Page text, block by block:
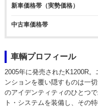
新車価格帯（実勢価格）
中古車価格帯
車輌プロフィール
2005年に発売されたK1200R
ンションを覆い隠すものは一
のアイデンティティのひとつ
ト・システムを装備し、その